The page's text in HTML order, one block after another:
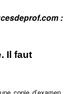
:
Il faut